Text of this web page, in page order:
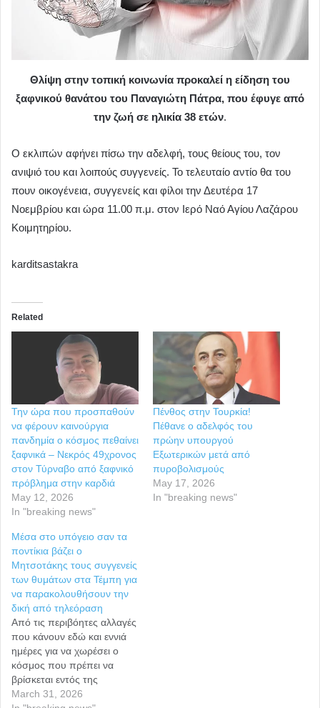
Θλίψη στην τοπική κοινωνία προκαλεί η είδηση του
ξαφνικού θανάτου του Παναγιώτη Πάτρα, που έφυγε από
την ζωή σε ηλικία 38 ετών.
Ο εκλιπών αφήνει πίσω την αδελφή, τους θείους του, τον
ανιψιό του και λοιπούς συγγενείς. Το τελευταίο αντίο θα του
πουν οικογένεια, συγγενείς και φίλοι την Δευτέρα 17
Νοεμβρίου και ώρα 11.00 π.μ. στον Ιερό Ναό Αγίου Λαζάρου
Κοιμητηρίου.
karditsastakra
Related
Την ώρα που προσπαθούν
να φέρουν καινούργια
πανδημία ο κόσμος πεθαίνει
ξαφνικά – Νεκρός 49χρονος
στον Τύρναβο από ξαφνικό
πρόβλημα στην καρδιά
May 12, 2026
In "breaking news"
Πένθος στην Τουρκία!
Πέθανε ο αδελφός του
πρώην υπουργού
Εξωτερικών μετά από
πυροβολισμούς
May 17, 2026
In "breaking news"
Μέσα στο υπόγειο σαν τα
ποντίκια βάζει ο
Μητσοτάκης τους συγγενείς
των θυμάτων στα Τέμπη για
να παρακολουθήσουν την
δική από τηλεόραση
Από τις περιβόητες αλλαγές
που κάνουν εδώ και εννιά
ημέρες για να χωρέσει ο
κόσμος που πρέπει να
βρίσκεται εντός της
αιθούσης, η πρωτοπορία –
March 31, 2026